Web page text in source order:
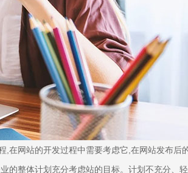
网站的开发过程中需要考虑它,在网站发布后
整体计划充分考虑站的目标。计划不充分、